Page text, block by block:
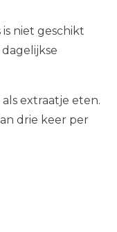
niet geschikt
extraatje eten.
drie keer per